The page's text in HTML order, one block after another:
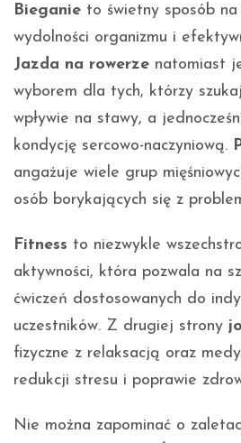
Bieganie to świetny sposób na
wydolności organizmu i
Jazda na rowerze natomiast
wyborem dla tych, którzy
wpływie na stawy, a
kondycję sercowo-naczyniową.
angażuje wiele grup
osób borykających się z
Fitness to niezwykle
aktywności, która pozwala na
ćwiczeń dostosowanych do
uczestników. Z drugiej strony
fizyczne z relaksacją oraz
redukcji stresu i poprawie
Nie można zapominać o